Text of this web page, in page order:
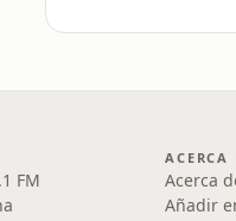
FM
ACERCA
Acerca
Añadir